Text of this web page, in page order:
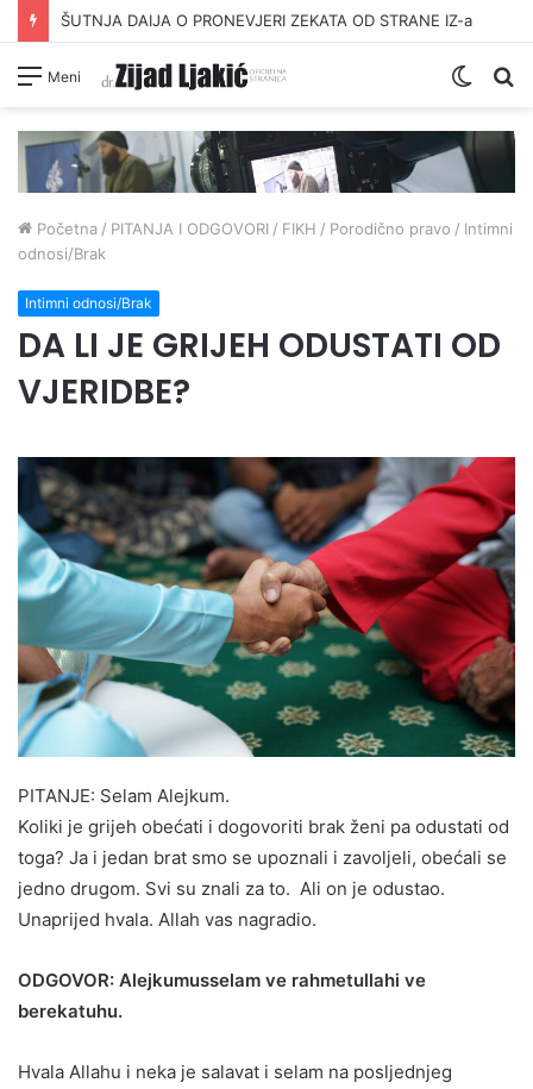
ŠUTNJA DAIJA O PRONEVJERI ZEKATA OD STRANE IZ-a
Meni
Switch
Početna / PITANJA I ODGOVORI / FIKH / Porodično pravo / Intimni
odnosi/Brak
Intimni odnosi/Brak
DA LI JE GRIJEH ODUSTATI OD
VJERIDBE?
PITANJE: Selam Alejkum.
Koliki je grijeh obećati i dogovoriti brak ženi pa odustati od
toga? Ja i jedan brat smo se upoznali i zavoljeli, obećali se
jedno drugom. Svi su znali za to. Ali on je odustao.
Unaprijed hvala. Allah vas nagradio.
ODGOVOR: Alejkumusselam ve rahmetullahi ve
berekatuhu.
Hvala Allahu i neka je salavat i selam na posljednjeg